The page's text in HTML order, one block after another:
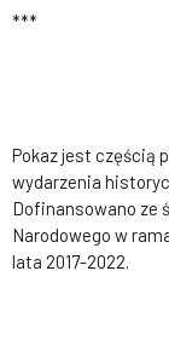
***
Pokaz jest częścią
wydarzenia
Dofinansowano ze
Narodowego w
lata 2017-2022.